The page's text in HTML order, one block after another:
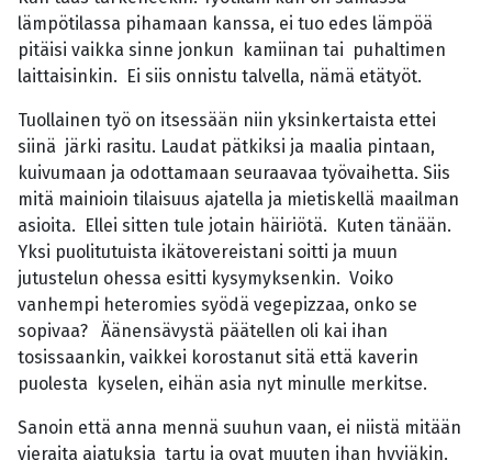
lämpötilassa pihamaan kanssa, ei tuo edes lämpöä
pitäisi vaikka sinne jonkun kamiinan tai puhaltimen
laittaisinkin. Ei siis onnistu talvella, nämä etätyöt.
Tuollainen työ on itsessään niin yksinkertaista ettei
siinä järki rasitu. Laudat pätkiksi ja maalia pintaan,
kuivumaan ja odottamaan seuraavaa työvaihetta. Siis
mitä mainioin tilaisuus ajatella ja mietiskellä maailman
asioita. Ellei sitten tule jotain häiriötä. Kuten tänään.
Yksi puolitutuista ikätovereistani soitti ja muun
jutustelun ohessa esitti kysymyksenkin. Voiko
vanhempi heteromies syödä vegepizzaa, onko se
sopivaa? Äänensävystä päätellen oli kai ihan
tosissaankin, vaikkei korostanut sitä että kaverin
puolesta kyselen, eihän asia nyt minulle merkitse.
Sanoin että anna mennä suuhun vaan, ei niistä mitään
vieraita ajatuksia tartu ja ovat muuten ihan hyviäkin.